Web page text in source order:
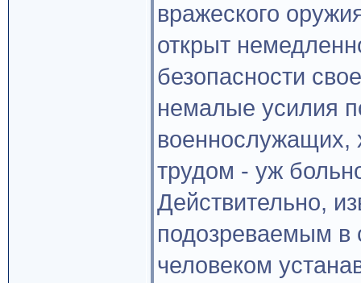
вражеского
открыт
безопасности
немалые усилия
военнослужащих,
трудом - уж
Действительно,
подозреваемым в
человеком